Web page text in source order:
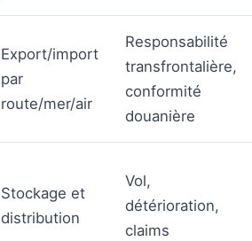
Export/import
par
route/mer/air
Responsabilité
transfrontalière,
conformité
douanière
Stockage et
distribution
Vol,
détérioration,
claims